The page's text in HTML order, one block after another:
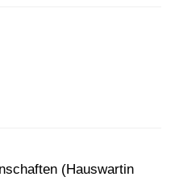
(Hauswartin